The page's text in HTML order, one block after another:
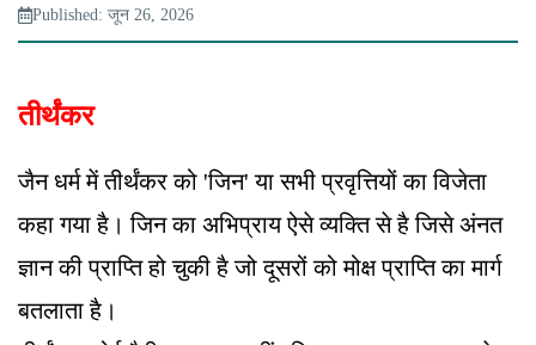
Published: जून 26, 2026
तीर्थंकर
जैन धर्म में तीर्थंकर को 'जिन' या सभी प्रवृत्तियों का विजेता
कहा गया है। जिन का अभिप्राय ऐसे व्यक्ति से है जिसे अंनत
ज्ञान की प्राप्ति हो चुकी है जो दूसरों को मोक्ष प्राप्ति का मार्ग
बतलाता है।